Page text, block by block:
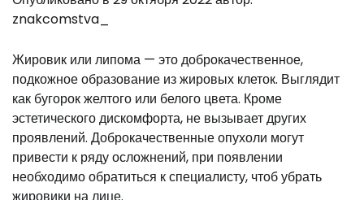
znakcomstva_
Жировик или липома — это доброкачественное,
подкожное образование из жировых клеток. Выглядит
как бугорок желтого или белого цвета. Кроме
эстетического дискомфорта, не вызывает других
проявлений. Доброкачественные опухоли могут
привести к ряду осложнений, при появлении
необходимо обратиться к специалисту, чтоб убрать